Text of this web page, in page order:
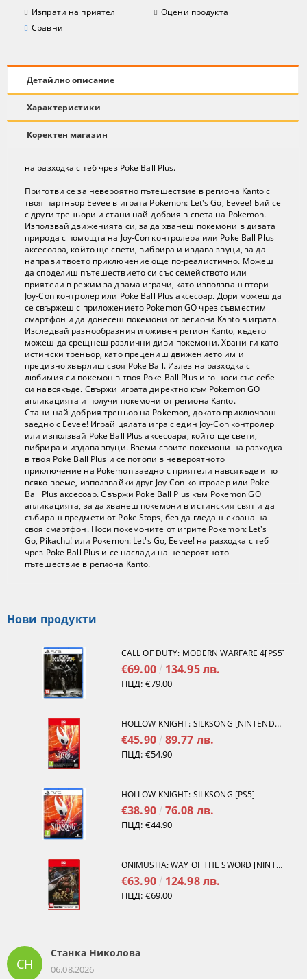
Изпрати на приятел
Оцени продукта
Сравни
Детайлно описание
Характеристики
Коректен магазин
на разходка с теб чрез Poke Ball Plus.
Приготви се за невероятно пътешествие в региона Kanto с
твоя партньор Eevee в играта Pokemon: Let's Go, Eevee! Бий се
с други треньори и стани най-добрия в света на Pokemon.
Използвай движенията си, за да хванеш покемони в дивата
природа с помощта на Joy-Con контролера или Poke Ball Plus
аксесоара, който ще свети, вибрира и издава звуци, за да
направи твоето приключение още по-реалистично. Можеш
да споделиш пътешествието си със семейството или
приятели в режим за двама играчи, като използваш втори
Joy-Con контролер или Poke Ball Plus аксесоар. Дори можеш да
се свържеш с приложението Pokemon GO чрез съвместим
смартфон и да донесеш покемони от региона Kanto в играта.
Изследвай разнообразния и оживен регион Kanto, където
можеш да срещнеш различни диви покемони. Хвани ги като
истински треньор, като прецениш движението им и
прецизно хвърлиш своя Poke Ball. Излез на разходка с
любимия си покемон в твоя Poke Ball Plus и го носи със себе
си навсякъде. Свържи играта директно към Pokemon GO
апликацията и получи покемони от региона Kanto.
Стани най-добрия треньор на Pokemon, докато приключваш
заедно с Eevee! Играй цялата игра с един Joy-Con контролер
или използвай Poke Ball Plus аксесоара, който ще свети,
вибрира и издава звуци. Вземи своите покемони на разходка
в твоя Poke Ball Plus и се потопи в невероятното
приключение на Pokemon заедно с приятели навсякъде и по
всяко време, използвайки друг Joy-Con контролер или Poke
Ball Plus аксесоар. Свържи Poke Ball Plus към Pokemon GO
апликацията, за да хванеш покемони в истинския свят и да
събираш предмети от Poke Stops, без да гледаш екрана на
своя смартфон. Носи покемоните от игрите Pokemon: Let's
Go, Pikachu! или Pokemon: Let's Go, Eevee! на разходка с теб
чрез Poke Ball Plus и се наслади на невероятното
пътешествие в региона Kanto.
Нови продукти
CALL OF DUTY: MODERN WARFARE 4[PS5]
€69.00 134.95 лв.
ПЦД: €79.00
HOLLOW KNIGHT: SILKSONG [NINTENDO SWITCH 2]
€45.90 89.77 лв.
ПЦД: €54.90
HOLLOW KNIGHT: SILKSONG [PS5]
€38.90 76.08 лв.
ПЦД: €44.90
ONIMUSHA: WAY OF THE SWORD [NINTENDO SWITCH 2]
€63.90 124.98 лв.
ПЦД: €69.00
СН
Станка Николова
06.08.2026